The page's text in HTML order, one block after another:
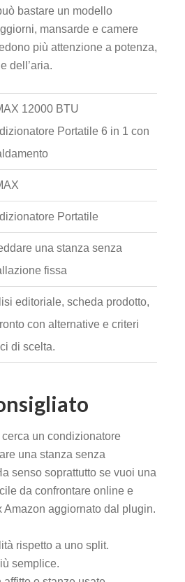
bastare un modello
mansarde e camere
più attenzione a potenza,
dell’aria.
12000 BTU
Portatile 6 in 1 con
Portatile
una stanza senza
fissa
editoriale, scheda prodotto,
con alternative e criteri
di scelta.
un condizionatore
una stanza senza
senso soprattutto se vuoi una
da confrontare online e
Amazon aggiornato dal plugin.
rispetto a uno split.
semplice.